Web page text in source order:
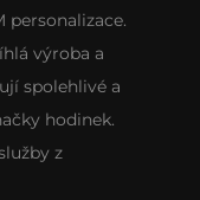
personalizace.
výroba a
spolehlivé a
hodinek.
z